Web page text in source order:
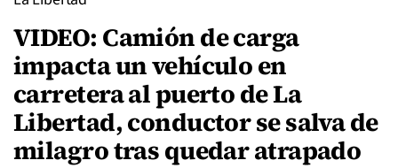
VIDEO: Camión de carga
impacta un vehículo en
carretera al puerto de La
Libertad, conductor se salva de
milagro tras quedar atrapado